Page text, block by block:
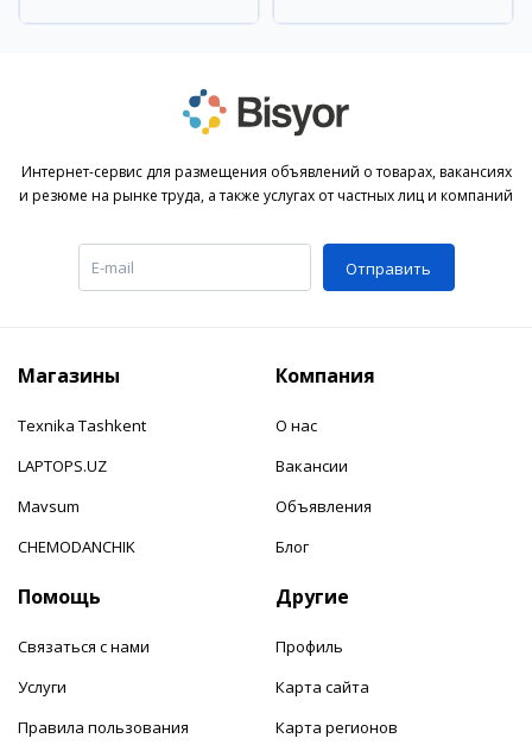
Интернет-сервис для размещения объявлений о товарах, вакансиях
и резюме на рынке труда, а также услугах от частных лиц и компаний
Отправить
Магазины
Texnika Tashkent
LAPTOPS.UZ
Mavsum
CHEMODANCHIK
Компания
О нас
Вакансии
Объявления
Блог
Помощь
Связаться с нами
Услуги
Правила пользования
Другие
Профиль
Карта сайта
Карта регионов